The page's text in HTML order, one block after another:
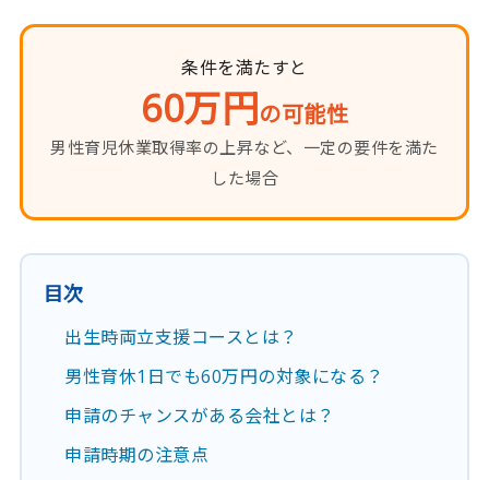
条件を満たすと
60万円の可能性
男性育児休業取得率の上昇など、一定の要件を満た
した場合
目次
出生時両立支援コースとは？
男性育休1日でも60万円の対象になる？
申請のチャンスがある会社とは？
申請時期の注意点